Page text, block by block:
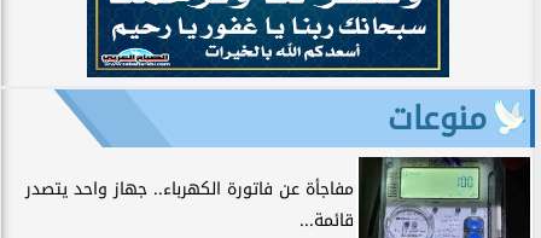
منوعات
مفاجأة عن فاتورة الكهرباء.. جهاز واحد يتصدر
قائمة...